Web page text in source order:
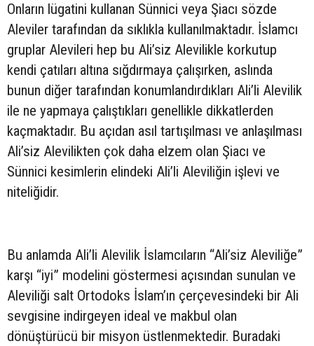
Onların lügatini kullanan Sünnici veya Şiacı sözde
Aleviler tarafından da sıklıkla kullanılmaktadır. İslamcı
gruplar Alevileri hep bu Ali’siz Alevilikle korkutup
kendi çatıları altına sığdırmaya çalışırken, aslında
bunun diğer tarafından konumlandırdıkları Ali’li Alevilik
ile ne yapmaya çalıştıkları genellikle dikkatlerden
kaçmaktadır. Bu açıdan asıl tartışılması ve anlaşılması
Ali’siz Alevilikten çok daha elzem olan Şiacı ve
Sünnici kesimlerin elindeki Ali’li Aleviliğin işlevi ve
niteliğidir.
Bu anlamda Ali’li Alevilik İslamcıların “Ali’siz Aleviliğe”
karşı “iyi” modelini göstermesi açısından sunulan ve
Aleviliği salt Ortodoks İslam’ın çerçevesindeki bir Ali
sevgisine indirgeyen ideal ve makbul olan
dönüştürücü bir misyon üstlenmektedir. Buradaki